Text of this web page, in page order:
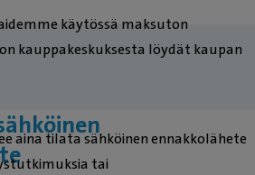
käytössä maksuton
kauppakeskuksesta löydät kaupan
aina tilata sähköinen ennakkolähete
tai